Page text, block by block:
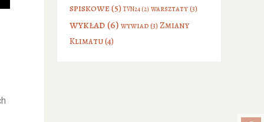
spiskowe(5) TVN24(2) warsztaty(3)
wykład(6) wywiad(3) Zmiany
Klimatu(4)